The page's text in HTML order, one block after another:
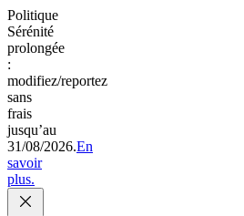
Politique
Sérénité
prolongée
:
modifiez/reportez
sans
frais
jusqu’au
31/08/2026.En
savoir
plus.